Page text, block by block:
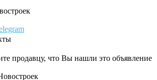
продавцу, что Вы нашли это объявление